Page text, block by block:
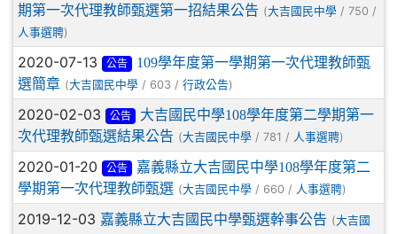
期第一次代理教師甄選第一招結果公告 (大吉國民中學 / 750 /
人事選聘)
2020-07-13 公告
109學年度第一學期第一次代理教師甄
選簡章 (大吉國民中學 / 603 / 行政公告)
2020-02-03 公告
大吉國民中學108學年度第二學期第一
次代理教師甄選結果公告 (大吉國民中學 / 781 / 人事選聘)
2020-01-20 公告
嘉義縣立大吉國民中學108學年度第二
學期第一次代理教師甄選 (大吉國民中學 / 660 / 人事選聘)
2019-12-03 嘉義縣立大吉國民中學甄選幹事公告 (大吉國